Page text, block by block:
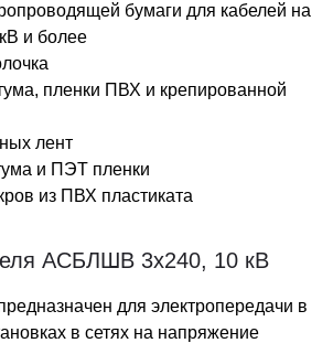
бумаги для кабелей на
и более
пленки ПВХ и крепированной
лент
и ПЭТ пленки
из ПВХ пластиката
АСБЛШВ 3х240, 10 кВ
для электропередачи в
в сетях на напряжение